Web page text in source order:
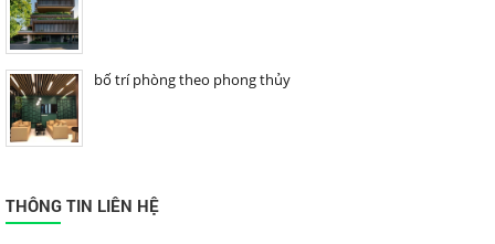
bố trí phòng theo phong thủy
THÔNG TIN LIÊN HỆ